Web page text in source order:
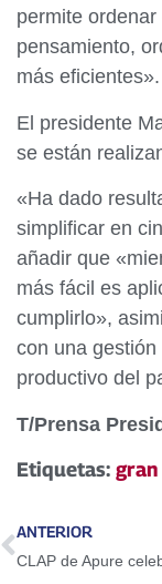
permite
pensamiento,
más eficientes».
El presidente
se están
«Ha dado
simplificar en
añadir que
más fácil es
cumplirlo»,
con una
productivo del
T/Prensa
Etiquetas:
ANTERIOR